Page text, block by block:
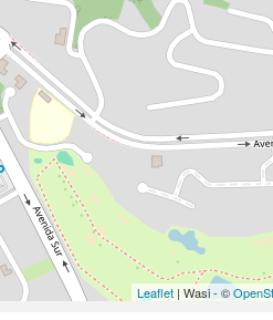
Leaflet| Wasi - ©